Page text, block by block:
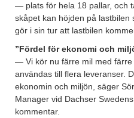
— plats för hela 18 pallar, och
skåpet kan höjden på lastbilen
gör i sin tur att lastbilen
”Fördel för ekonomi och
— Vi kör nu färre mil med färre
användas till flera leveranser.
ekonomin och miljön, säger
Manager vid Dachser
kommentar.